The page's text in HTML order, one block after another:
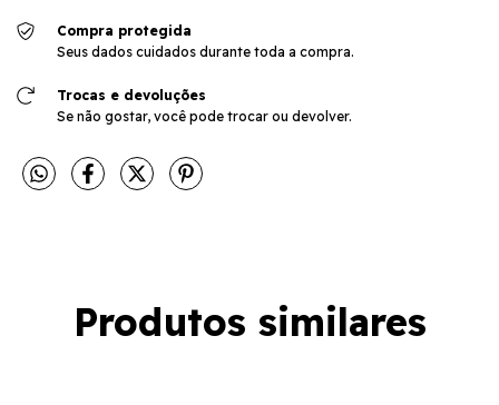
Compra protegida
Seus dados cuidados durante toda a compra.
Trocas e devoluções
Se não gostar, você pode trocar ou devolver.
Produtos similares